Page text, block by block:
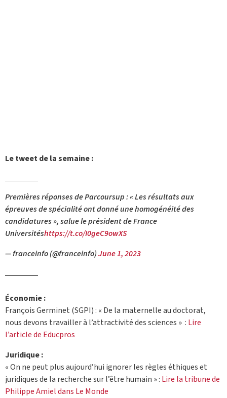
Le tweet de la semaine :
Premières réponses de Parcoursup : « Les résultats aux
épreuves de spécialité ont donné une homogénéité des
candidatures », salue le président de France
Universitéshttps://t.co/I0geC9owXS
— franceinfo (@franceinfo)June 1, 2023
Économie :
François Germinet (SGPI) : « De la maternelle au doctorat,
nous devons travailler à l’attractivité des sciences » : Lire
l’article de Educpros
Juridique :
« On ne peut plus aujourd’hui ignorer les règles éthiques et
juridiques de la recherche sur l’être humain » : Lire la tribune de
Philippe Amiel dans Le Monde